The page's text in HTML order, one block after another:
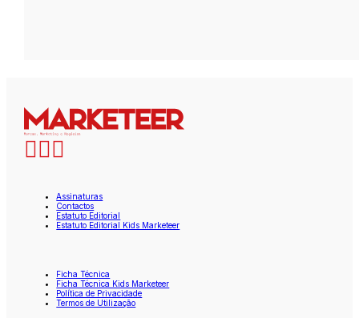
Assinaturas
Contactos
Estatuto Editorial
Estatuto Editorial Kids Marketeer
Ficha Técnica
Ficha Técnica Kids Marketeer
Política de Privacidade
Termos de Utilização